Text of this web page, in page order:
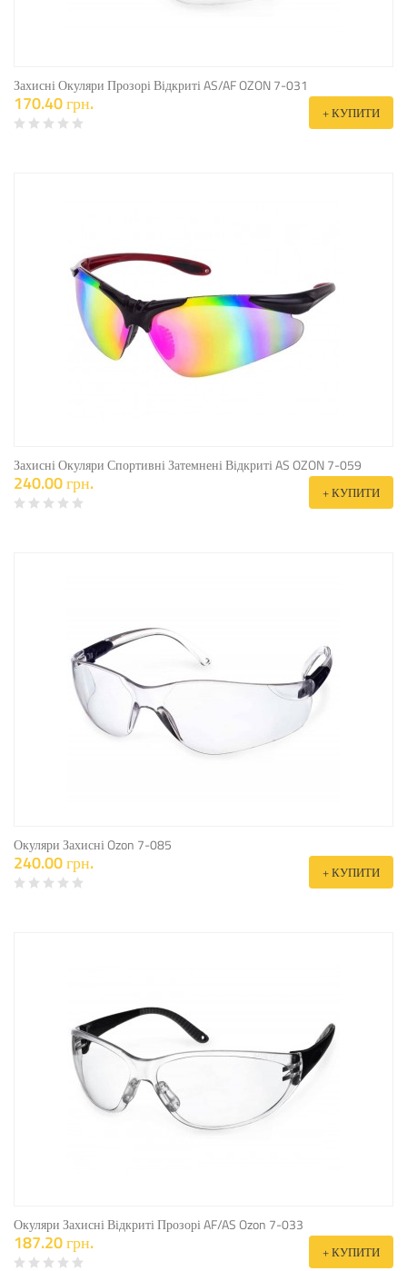
Захисні Окуляри Прозорі Відкриті AS/AF OZON 7-031
170.40 грн. + КУПИТИ
Захисні Окуляри Спортивні Затемнені Відкриті AS OZON 7-059
240.00 грн. + КУПИТИ
Окуляри Захисні Ozon 7-085
240.00 грн. + КУПИТИ
Окуляри Захисні Відкриті Прозорі AF/AS Ozon 7-033
187.20 грн. + КУПИТИ